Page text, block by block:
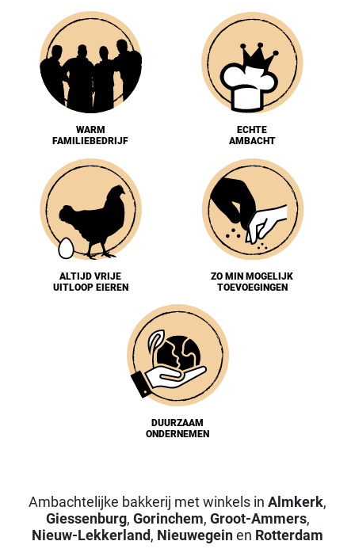
WARM
FAMILIEBEDRIJF
ECHTE
AMBACHT
ALTIJD VRIJE
UITLOOP EIEREN
ZO MIN MOGELIJK
TOEVOEGINGEN
DUURZAAM
ONDERNEMEN
Ambachtelijke bakkerij met winkels in Almkerk,
Giessenburg, Gorinchem, Groot-Ammers,
Nieuw-Lekkerland, Nieuwegeinen Rotterdam